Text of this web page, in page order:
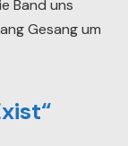
Band uns
Gesang um